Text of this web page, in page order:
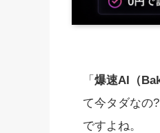
「 爆速AI（
て今タダな
ですよね。